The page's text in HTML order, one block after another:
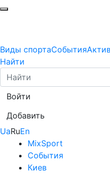
Виды спортаСобытия
Найти
Войти
Добавить
UaRuEn
MixSport
События
Киев